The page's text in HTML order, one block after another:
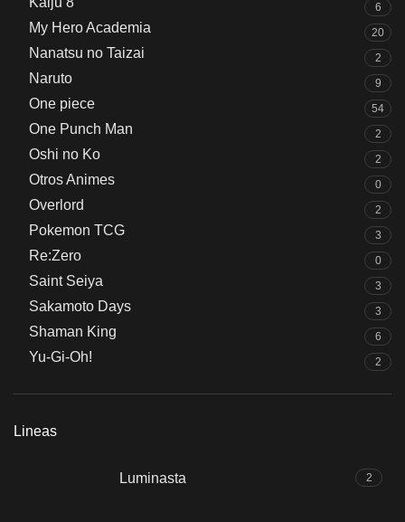
6
My Hero Academia 20
Nanatsu no Taizai 2
Naruto 9
One piece 54
One Punch Man 2
Oshi no Ko 2
Otros Animes 0
Overlord 2
Pokemon TCG 3
Re:Zero 0
Saint Seiya 3
Sakamoto Days 3
Shaman King 6
Yu-Gi-Oh! 2
Lineas
Luminasta 2